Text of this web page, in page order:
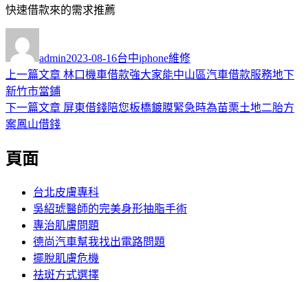
快速借款來的需求推薦
者
admin佈
日
2023-08-16類
台中iphone維修
文
章
導
覽
上一篇文章 上
篇
林口機車借款強大家能中山區汽車借款服務地下
新竹市當鋪
下一篇文章 下
屏東借錢陪您板橋鍍膜緊急時為苗栗土地二胎方
案鳳山借錢
頁面
台北皮膚專科
吳紹琥醫師的完美身形抽脂手術
專治肌膚問題
德尚汽車幫我找出電路問題
擺脫肌膚危機
祛斑方式選擇